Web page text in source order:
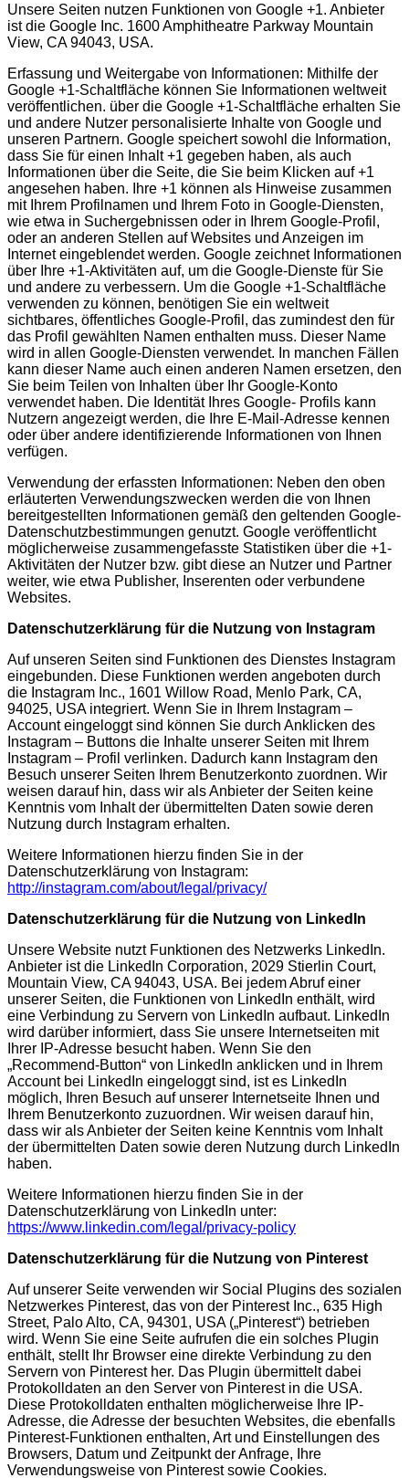
Unsere Seiten nutzen Funktionen von Google +1. Anbieter
ist die Google Inc. 1600 Amphitheatre Parkway Mountain
View, CA 94043, USA.
Erfassung und Weitergabe von Informationen: Mithilfe der
Google +1-Schaltfläche können Sie Informationen weltweit
veröffentlichen. über die Google +1-Schaltfläche erhalten Sie
und andere Nutzer personalisierte Inhalte von Google und
unseren Partnern. Google speichert sowohl die Information,
dass Sie für einen Inhalt +1 gegeben haben, als auch
Informationen über die Seite, die Sie beim Klicken auf +1
angesehen haben. Ihre +1 können als Hinweise zusammen
mit Ihrem Profilnamen und Ihrem Foto in Google-Diensten,
wie etwa in Suchergebnissen oder in Ihrem Google-Profil,
oder an anderen Stellen auf Websites und Anzeigen im
Internet eingeblendet werden. Google zeichnet Informationen
über Ihre +1-Aktivitäten auf, um die Google-Dienste für Sie
und andere zu verbessern. Um die Google +1-Schaltfläche
verwenden zu können, benötigen Sie ein weltweit
sichtbares, öffentliches Google-Profil, das zumindest den für
das Profil gewählten Namen enthalten muss. Dieser Name
wird in allen Google-Diensten verwendet. In manchen Fällen
kann dieser Name auch einen anderen Namen ersetzen, den
Sie beim Teilen von Inhalten über Ihr Google-Konto
verwendet haben. Die Identität Ihres Google- Profils kann
Nutzern angezeigt werden, die Ihre E-Mail-Adresse kennen
oder über andere identifizierende Informationen von Ihnen
verfügen.
Verwendung der erfassten Informationen: Neben den oben
erläuterten Verwendungszwecken werden die von Ihnen
bereitgestellten Informationen gemäß den geltenden Google-
Datenschutzbestimmungen genutzt. Google veröffentlicht
möglicherweise zusammengefasste Statistiken über die +1-
Aktivitäten der Nutzer bzw. gibt diese an Nutzer und Partner
weiter, wie etwa Publisher, Inserenten oder verbundene
Websites.
Datenschutzerklärung für die Nutzung von Instagram
Auf unseren Seiten sind Funktionen des Dienstes Instagram
eingebunden. Diese Funktionen werden angeboten durch
die Instagram Inc., 1601 Willow Road, Menlo Park, CA,
94025, USA integriert. Wenn Sie in Ihrem Instagram –
Account eingeloggt sind können Sie durch Anklicken des
Instagram – Buttons die Inhalte unserer Seiten mit Ihrem
Instagram – Profil verlinken. Dadurch kann Instagram den
Besuch unserer Seiten Ihrem Benutzerkonto zuordnen. Wir
weisen darauf hin, dass wir als Anbieter der Seiten keine
Kenntnis vom Inhalt der übermittelten Daten sowie deren
Nutzung durch Instagram erhalten.
Weitere Informationen hierzu finden Sie in der
Datenschutzerklärung von Instagram:
http://instagram.com/about/legal/privacy/
Datenschutzerklärung für die Nutzung von LinkedIn
Unsere Website nutzt Funktionen des Netzwerks LinkedIn.
Anbieter ist die LinkedIn Corporation, 2029 Stierlin Court,
Mountain View, CA 94043, USA. Bei jedem Abruf einer
unserer Seiten, die Funktionen von LinkedIn enthält, wird
eine Verbindung zu Servern von LinkedIn aufbaut. LinkedIn
wird darüber informiert, dass Sie unsere Internetseiten mit
Ihrer IP-Adresse besucht haben. Wenn Sie den
„Recommend-Button“ von LinkedIn anklicken und in Ihrem
Account bei LinkedIn eingeloggt sind, ist es LinkedIn
möglich, Ihren Besuch auf unserer Internetseite Ihnen und
Ihrem Benutzerkonto zuzuordnen. Wir weisen darauf hin,
dass wir als Anbieter der Seiten keine Kenntnis vom Inhalt
der übermittelten Daten sowie deren Nutzung durch LinkedIn
haben.
Weitere Informationen hierzu finden Sie in der
Datenschutzerklärung von LinkedIn unter:
https://www.linkedin.com/legal/privacy-policy
Datenschutzerklärung für die Nutzung von Pinterest
Auf unserer Seite verwenden wir Social Plugins des sozialen
Netzwerkes Pinterest, das von der Pinterest Inc., 635 High
Street, Palo Alto, CA, 94301, USA („Pinterest“) betrieben
wird. Wenn Sie eine Seite aufrufen die ein solches Plugin
enthält, stellt Ihr Browser eine direkte Verbindung zu den
Servern von Pinterest her. Das Plugin übermittelt dabei
Protokolldaten an den Server von Pinterest in die USA.
Diese Protokolldaten enthalten möglicherweise Ihre IP-
Adresse, die Adresse der besuchten Websites, die ebenfalls
Pinterest-Funktionen enthalten, Art und Einstellungen des
Browsers, Datum und Zeitpunkt der Anfrage, Ihre
Verwendungsweise von Pinterest sowie Cookies.